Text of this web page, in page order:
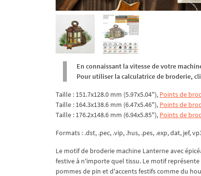
En connaissant la vitesse de votre
Pour utiliser la calculatrice de broderie,
Taille : 151.7x128.0 mm (5.97x5.04"), Points de
Taille : 164.3x138.6 mm (6.47x5.46"), Points de
Taille : 176.2x148.6 mm (6.94x5.85"), Points de
Formats : .dst, .pec, .vip, .hus, .pes, .exp, dat, jef,
Le motif de broderie machine Lanterne avec
festive à n'importe quel tissu. Le motif
pommes de pin et d'accents festifs comme du